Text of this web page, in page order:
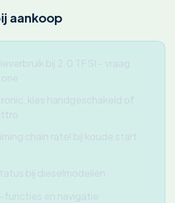
aankoop
bij 2.0 TFSI - vraag
kies handgeschakeld of
chain ratel bij koude start
bij dieselmodellen
functies en navigatie